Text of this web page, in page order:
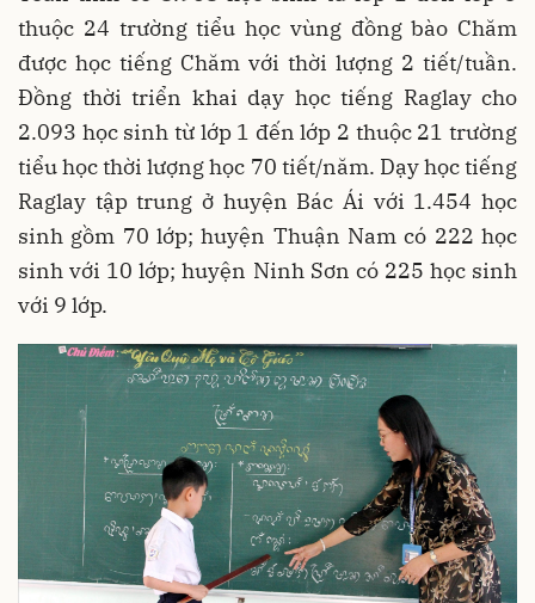
thuộc 24 trường tiểu học vùng đồng bào Chăm
được học tiếng Chăm với thời lượng 2 tiết/tuần.
Đồng thời triển khai dạy học tiếng Raglay cho
2.093 học sinh từ lớp 1 đến lớp 2 thuộc 21 trường
tiểu học thời lượng học 70 tiết/năm. Dạy học tiếng
Raglay tập trung ở huyện Bác Ái với 1.454 học
sinh gồm 70 lớp; huyện Thuận Nam có 222 học
sinh với 10 lớp; huyện Ninh Sơn có 225 học sinh
với 9 lớp.